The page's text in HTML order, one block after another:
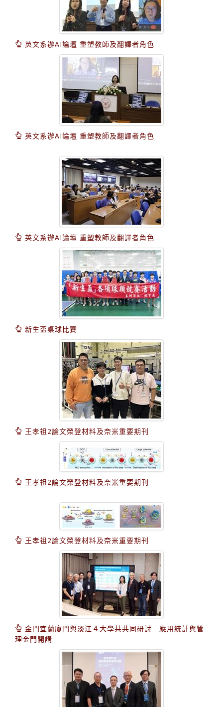
英文系辦AI論壇 重塑教師及翻譯者角色
英文系辦AI論壇 重塑教師及翻譯者角色
英文系辦AI論壇 重塑教師及翻譯者角色
新生盃桌球比賽
王孝祖2論文榮登材料及奈米重要期刊
王孝祖2論文榮登材料及奈米重要期刊
王孝祖2論文榮登材料及奈米重要期刊
金門宜蘭廈門與淡江４大學共共同研討 應用統計與管
理金門開講